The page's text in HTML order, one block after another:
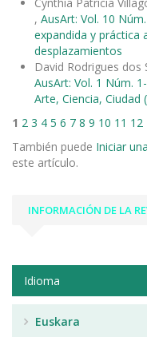
, AusArt: Vol. 10
expandida y práctica
desplazamientos
David Rodrigues dos
AusArt: Vol. 1 Núm.
Arte, Ciencia, Ciudad
1 2 3 4 5 6 7 8 9 10 11 12
También puede Iniciar
este artículo.
INFORMACIÓN DE LA
Idioma
Euskara